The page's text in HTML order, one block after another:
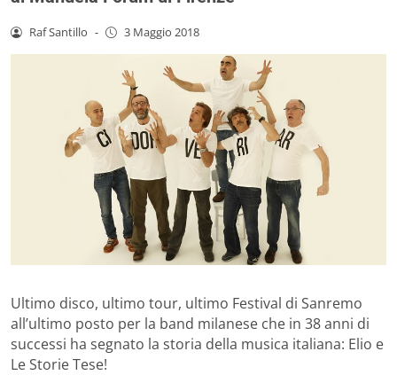
Raf Santillo - 3 Maggio 2018
Ultimo disco, ultimo tour, ultimo Festival di Sanremo
all’ultimo posto per la band milanese che in 38 anni di
successi ha segnato la storia della musica italiana: Elio e
Le Storie Tese!